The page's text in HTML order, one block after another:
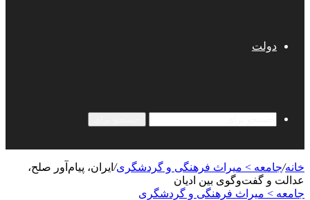
دولت
خانه/جامعه > میراث فرهنگی و گردشگری/ ایران، پیام‌آور صلح،
عدالت و گفت‌وگوی بین ادیان
جامعه > میراث فرهنگی و گردشگری